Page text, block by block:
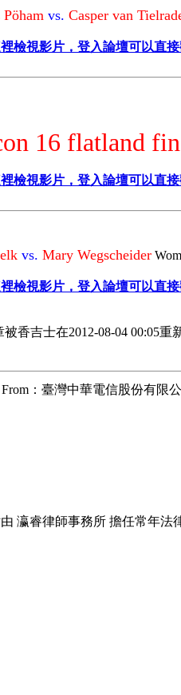
vs. Casper van
檢視影片，登入論壇可以直
16 flatland
檢視影片，登入論壇可以直
vs. Mary Wegscheider
檢視影片，登入論壇可以直
被香吉士在2012-08-04 00:05重
From：臺灣中華電信股份有限
瀛睿律師事務所 擔任常年法